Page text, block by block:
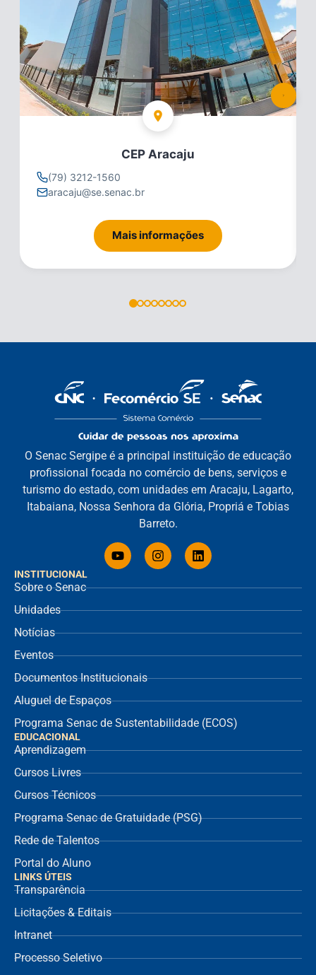
CEP Aracaju
(79) 3212-1560
aracaju@se.senac.br
Mais informações
INSTITUCIONAL
Sobre o Senac
Unidades
Notícias
Eventos
Documentos Institucionais
Aluguel de Espaços
Programa Senac de Sustentabilidade (ECOS)
EDUCACIONAL
Aprendizagem
Cursos Livres
Cursos Técnicos
Programa Senac de Gratuidade (PSG)
Rede de Talentos
Portal do Aluno
O Senac Sergipe é a principal instituição de educação
profissional focada no comércio de bens, serviços e
turismo do estado, com unidades em Aracaju, Lagarto,
Itabaiana, Nossa Senhora da Glória, Propriá e Tobias
Barreto.
LINKS ÚTEIS
Transparência
Licitações & Editais
Intranet
Processo Seletivo